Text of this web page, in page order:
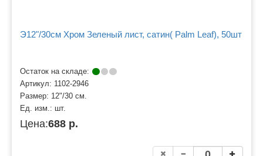
Э12"/30см Хром Зеленый лист, сатин( Palm Leaf), 50шт
Остаток на складе:
Артикул: 1102-2946
Размер: 12"/30 см.
Ед. изм.: шт.
Цена:688 р.